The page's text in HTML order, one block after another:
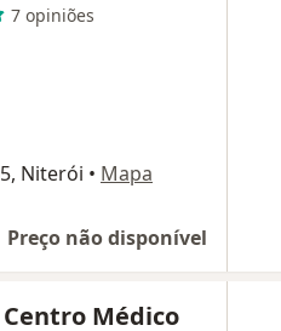
7 opiniões
Niterói • Mapa
Preço não disponível
Centro Médico